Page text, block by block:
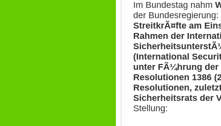
Im Bundestag nahm
der Bundesregierung:
StreitkrÃ¤fte am
Rahmen der
(International
unter FÃ¼hrung der
Resolutionen 1386
Resolutionen,
Sicherheitsrats der
Stellung: